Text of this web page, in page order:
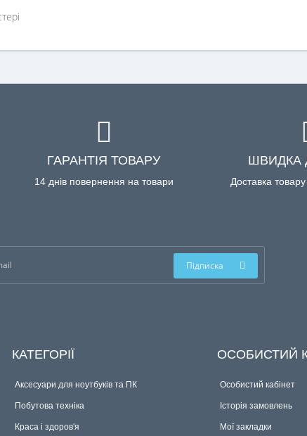
ГАРАНТІЯ ТОВАРУ
14 днів повернення на товари
ШВИДКА
Доставка
Підписка
КАТЕГОРІЇ
Аксесуари для ноутбуків та ПК
Побутова техніка
Краса і здоров'я
ОСОБИСТИЙ
Особистий кабінет
Історія замовлень
Мої закладки